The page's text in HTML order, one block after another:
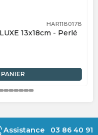
HAR1180178
13x18cm - Perlé
Assistance 03 86 40 91